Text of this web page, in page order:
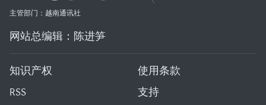
主管部门：越南通讯社
网站总编辑：陈进笋
知识产权
使用条款
RSS
支持